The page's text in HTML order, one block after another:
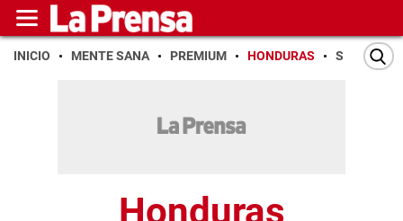
INICIO MENTE SANA PREMIUM HONDURAS SAN PEDRO
Honduras